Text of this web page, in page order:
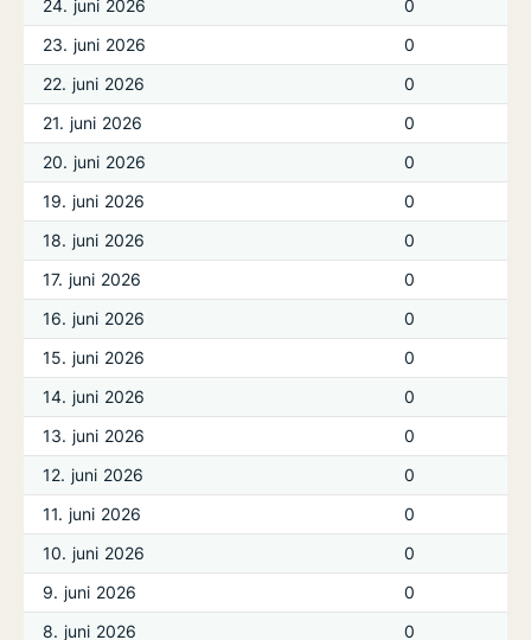
24. juni 2026
0
23. juni 2026
0
22. juni 2026
0
21. juni 2026
0
20. juni 2026
0
19. juni 2026
0
18. juni 2026
0
17. juni 2026
0
16. juni 2026
0
15. juni 2026
0
14. juni 2026
0
13. juni 2026
0
12. juni 2026
0
11. juni 2026
0
10. juni 2026
0
9. juni 2026
0
8. juni 2026
0